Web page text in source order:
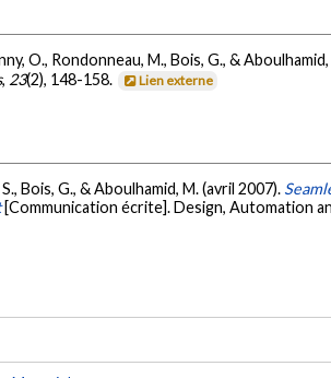
O., Rondonneau, M., Bois, G., &
, 23(2), 148-158. Lien externe
Bois, G., & Aboulhamid, M. (avril 2007).
[Communication écrite]. Design, Automation